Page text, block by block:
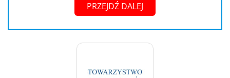
PRZEJDŹ DALEJ